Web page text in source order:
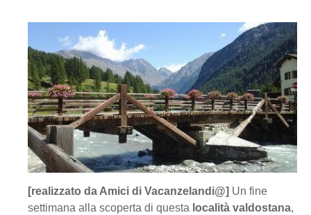
[realizzato da Amici di Vacanzelandi@] Un fine
settimana alla scoperta di questa località valdostana,